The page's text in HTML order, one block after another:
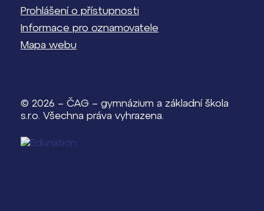
Prohlášení o přístupnosti
Informace pro oznamovatele
Mapa webu
© 2026 – ČAG – gymnázium a základní škola
s.r.o. Všechna práva vyhrazena.